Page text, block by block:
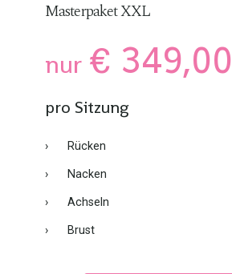
Masterpaket XXL
nur € 349,00
pro Sitzung
› Rücken
› Nacken
› Achseln
› Brust